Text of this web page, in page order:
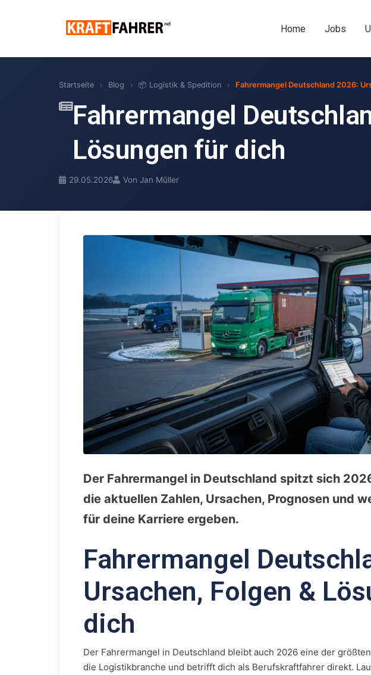
Home Jobs
Startseite › Blog › 📦 Logistik & Spedition › Fahrermangel Deutschland 2026:
Fahrermangel
Lösungen für dich
29.05.2026 Von Jan Müller
Der Fahrermangel in Deutschland spitzt sich
die aktuellen Zahlen, Ursachen, Prognosen und
für deine Karriere ergeben.
Fahrermangel
Ursachen, Folgen &
dich
Der Fahrermangel in Deutschland bleibt auch 2026 eine der
die Logistikbranche und betrifft dich als Berufskraftfahrer direkt.